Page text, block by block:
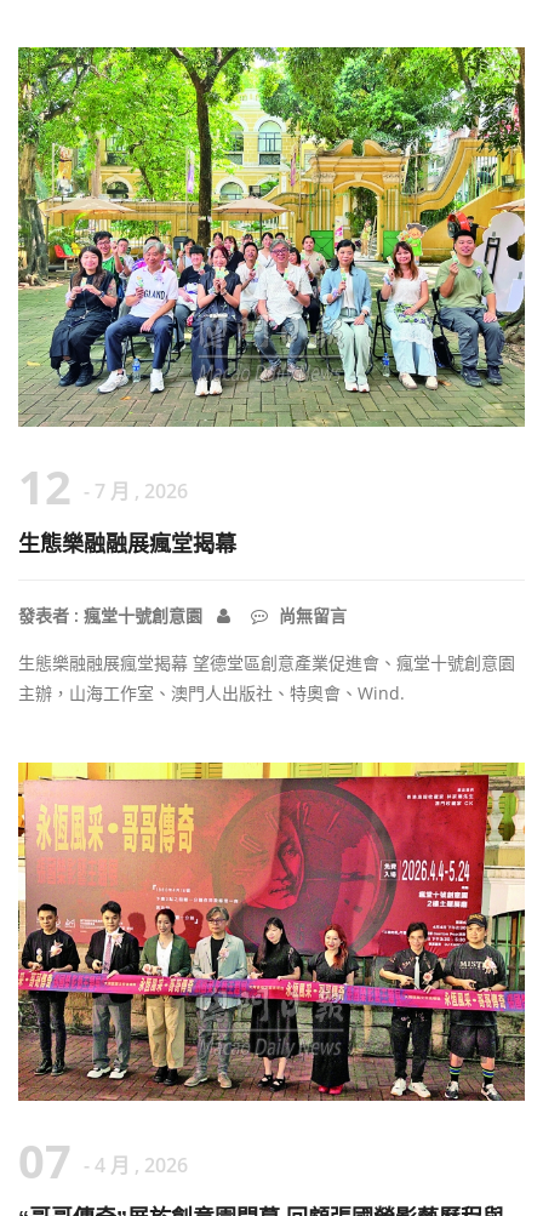
12 - 7 月 , 2026
生態樂融融展瘋堂揭幕
發表者 : 瘋堂十號創意園 尚無留言
生態樂融融展瘋堂揭幕 望德堂區創意產業促進會、瘋堂十號創意園
主辦，山海工作室、澳門人出版社、特奧會、Wind.
07 - 4 月 , 2026